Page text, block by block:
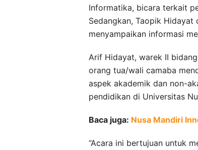
Informatika, bicara terkait
Sedangkan, Taopik
menyampaikan informasi
Arif Hidayat, warek II
orang tua/wali camaba
aspek akademik dan non-
pendidikan di Universitas
Baca juga: Nusa Mandiri
“Acara ini bertujuan untuk